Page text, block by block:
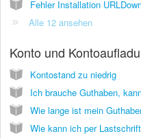
Alle 12 ansehen
Konto und
Kontostand zu niedrig
Ich brauche Guthaben,
Wie lange ist mein
Wie kann ich per